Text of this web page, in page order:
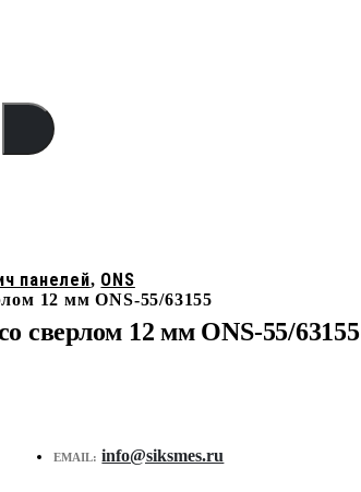
панелей, ONS
12 мм ONS-55/63155
сверлом 12 мм ONS-55/63155
EMAIL: info@siksmes.ru